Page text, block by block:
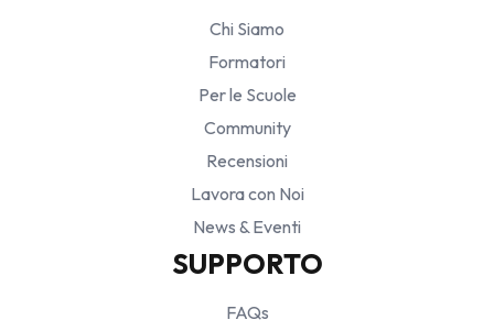
Chi Siamo
Formatori
Per le Scuole
Community
Recensioni
Lavora con Noi
News & Eventi
SUPPORTO
FAQs